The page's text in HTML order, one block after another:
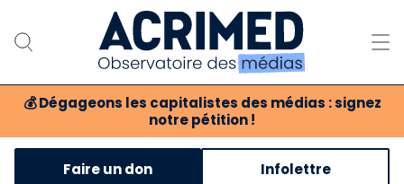
💰 Dégageons les capitalistes des médias : signez
notre pétition !
Notre association
Notre critique des médias
Faire un don Infolettre